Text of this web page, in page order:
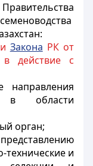
Закона РК от
действие с
направления
в области
орган;
технические и